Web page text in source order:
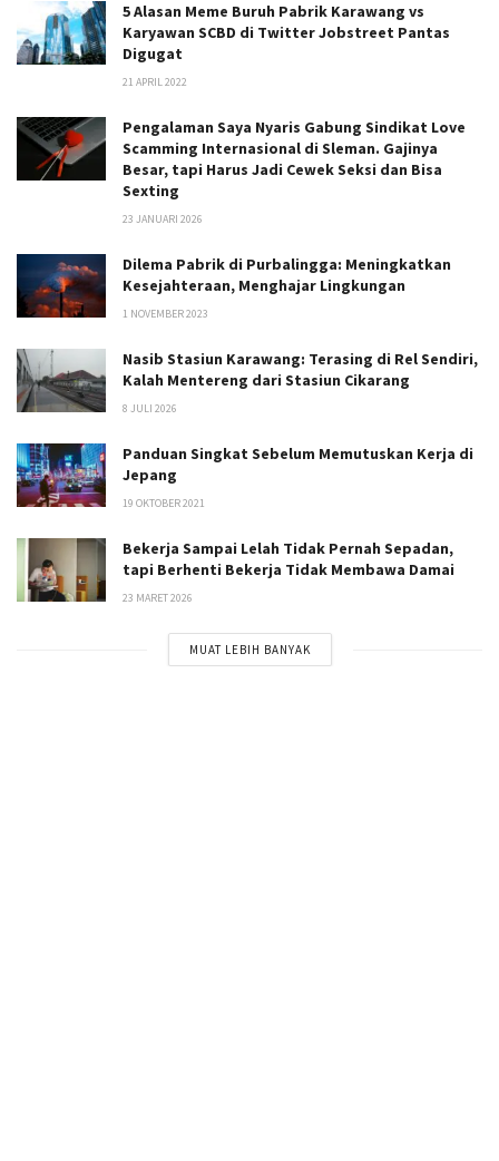
5 Alasan Meme Buruh Pabrik Karawang vs
Karyawan SCBD di Twitter Jobstreet Pantas
Digugat
21 APRIL 2022
Pengalaman Saya Nyaris Gabung Sindikat Love
Scamming Internasional di Sleman. Gajinya
Besar, tapi Harus Jadi Cewek Seksi dan Bisa
Sexting
23 JANUARI 2026
Dilema Pabrik di Purbalingga: Meningkatkan
Kesejahteraan, Menghajar Lingkungan
1 NOVEMBER 2023
Nasib Stasiun Karawang: Terasing di Rel Sendiri,
Kalah Mentereng dari Stasiun Cikarang
8 JULI 2026
Panduan Singkat Sebelum Memutuskan Kerja di
Jepang
19 OKTOBER 2021
Bekerja Sampai Lelah Tidak Pernah Sepadan,
tapi Berhenti Bekerja Tidak Membawa Damai
23 MARET 2026
MUAT LEBIH BANYAK